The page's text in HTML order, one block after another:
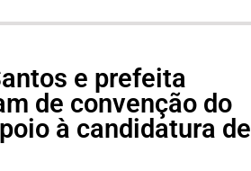
e prefeita
de convenção do
à candidatura de